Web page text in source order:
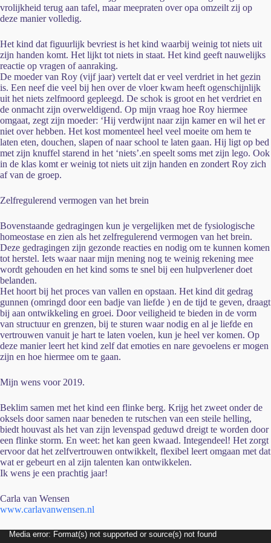
vrolijkheid terug aan tafel, maar meepraten over opa omzeilt zij op
deze manier volledig.
Het kind dat figuurlijk bevriest is het kind waarbij weinig tot niets uit
zijn handen komt. Het lijkt tot niets in staat. Het kind geeft nauwelijks
reactie op vragen of aanraking.
De moeder van Roy (vijf jaar) vertelt dat er veel verdriet in het gezin
is. Een neef die veel bij hen over de vloer kwam heeft ogenschijnlijk
uit het niets zelfmoord gepleegd. De schok is groot en het verdriet en
de onmacht zijn overweldigend. Op mijn vraag hoe Roy hiermee
omgaat, zegt zijn moeder: ‘Hij verdwijnt naar zijn kamer en wil het er
niet over hebben. Het kost momenteel heel veel moeite om hem te
laten eten, douchen, slapen of naar school te laten gaan. Hij ligt op bed
met zijn knuffel starend in het ‘niets’.en speelt soms met zijn lego. Ook
in de klas komt er weinig tot niets uit zijn handen en zondert Roy zich
af van de groep.
Zelfregulerend vermogen van het brein
Bovenstaande gedragingen kun je vergelijken met de fysiologische
homeostase en zien als het zelfregulerend vermogen van het brein.
Deze gedragingen zijn gezonde reacties en nodig om te kunnen komen
tot herstel. Iets waar naar mijn mening nog te weinig rekening mee
wordt gehouden en het kind soms te snel bij een hulpverlener doet
belanden.
Het hoort bij het proces van vallen en opstaan. Het kind dit gedrag
gunnen (omringd door een badje van liefde ) en de tijd te geven, draagt
bij aan ontwikkeling en groei. Door veiligheid te bieden in de vorm
van structuur en grenzen, bij te sturen waar nodig en al je liefde en
vertrouwen vanuit je hart te laten voelen, kun je heel ver komen. Op
deze manier leert het kind zelf dat emoties en nare gevoelens er mogen
zijn en hoe hiermee om te gaan.
Mijn wens voor 2019.
Beklim samen met het kind een flinke berg. Krijg het zweet onder de
oksels door samen naar beneden te rutschen van een steile helling,
biedt houvast als het van zijn levenspad geduwd dreigt te worden door
een flinke storm. En weet: het kan geen kwaad. Integendeel! Het zorgt
ervoor dat het zelfvertrouwen ontwikkelt, flexibel leert omgaan met dat
wat er gebeurt en al zijn talenten kan ontwikkelen.
Ik wens je een prachtig jaar!
Carla van Wensen
www.carlavanwensen.nl
Videospeler
Media error: Format(s) not supported or source(s) not found